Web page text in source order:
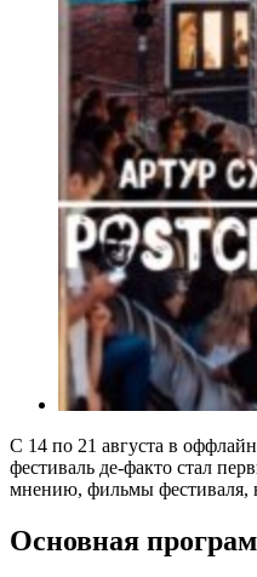
С 14 по 21 августа в
фестиваль де-факто стал
мнению, фильмы фестиваля,
Основная